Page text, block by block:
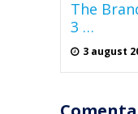
The
3 …
3 august